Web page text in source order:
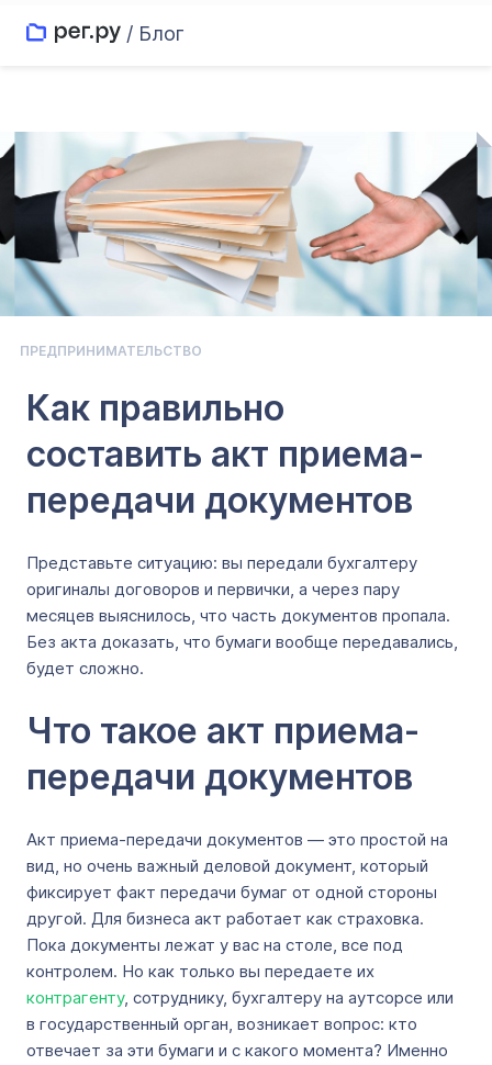
/ Блог
ПРЕДПРИНИМАТЕЛЬСТВО
Как правильно
составить акт приема-
передачи документов
Представьте ситуацию: вы передали бухгалтеру
оригиналы договоров и первички, а через пару
месяцев выяснилось, что часть документов пропала.
Без акта доказать, что бумаги вообще передавались,
будет сложно.
Что такое акт приема-
передачи документов
Акт приема-передачи документов — это простой на
вид, но очень важный деловой документ, который
фиксирует факт передачи бумаг от одной стороны
другой. Для бизнеса акт работает как страховка.
Пока документы лежат у вас на столе, все под
контролем. Но как только вы передаете их
контрагенту, сотруднику, бухгалтеру на аутсорсе или
в государственный орган, возникает вопрос: кто
отвечает за эти бумаги и с какого момента? Именно